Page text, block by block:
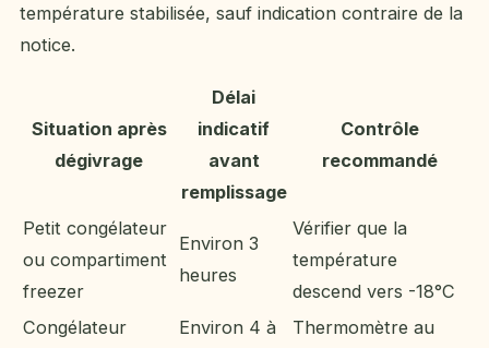
température stabilisée, sauf indication contraire de la
notice.
Situation après
dégivrage
Délai
indicatif
avant
remplissage
Contrôle
recommandé
Petit congélateur
ou compartiment
freezer
Environ 3
heures
Vérifier que la
température
descend vers -18°C
Congélateur
Environ 4 à Thermomètre au